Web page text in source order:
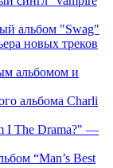
альбом "Swag"
новых треков
альбомом и
альбома Charli
I The Drama?" —
“Man’s Best